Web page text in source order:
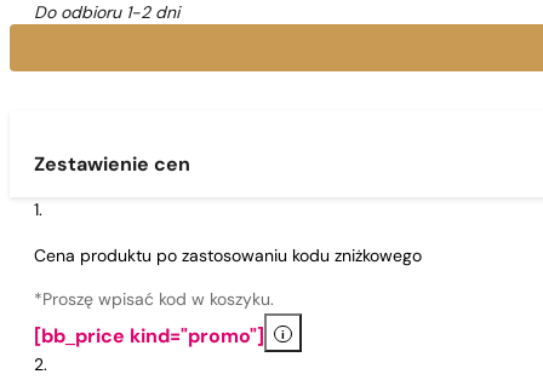
Do odbioru 1-2 dni
Zestawienie cen
Cena produktu po zastosowaniu kodu zniżkowego
*Proszę wpisać kod w koszyku.
[bb_price kind="promo"] i